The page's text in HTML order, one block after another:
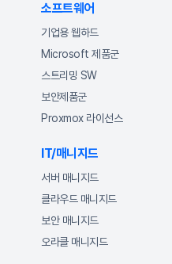
소프트웨어
기업용 웹하드
Microsoft 제품군
스트리밍 SW
보안제품군
Proxmox 라이선스
IT/매니지드
서버 매니지드
클라우드 매니지드
보안 매니지드
오라클 매니지드